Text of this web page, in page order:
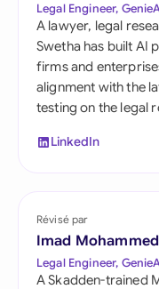
Legal Engineer,
A lawyer, legal
Swetha has built AI
firms and
alignment with the
testing on the legal
LinkedIn
Révisé par
Imad
Legal Engineer,
A Skadden-trained